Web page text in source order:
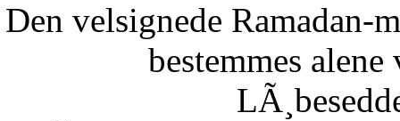
Den velsignede Ramadan-
bestemmes